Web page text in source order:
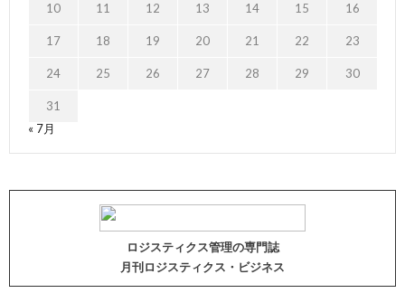
10 11 12 13 14 15 16
17 18 19 20 21 22 23
24 25 26 27 28 29 30
31
« 7月
ロジスティクス管理の専門誌
月刊ロジスティクス・ビジネス